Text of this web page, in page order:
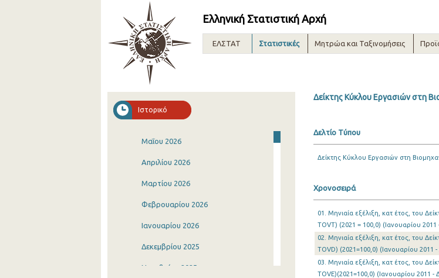
Ελληνική Στατιστική Αρχή
ΕΛΣΤΑΤ Στατιστικές Μητρώα και Ταξινομήσεις
Ιστορικό
Μαΐου 2026
Απριλίου 2026
Μαρτίου 2026
Φεβρουαρίου 2026
Ιανουαρίου 2026
Δεκεμβρίου 2025
Νοεμβρίου 2025
Δείκτης Κύκλου Εργασιών στη
Δελτίο Τύπου
Δείκτης Κύκλου Εργασιών στη
Χρονοσειρά
01. Μηνιαία εξέλιξη, κατ έτος, του
TOVT) (2021 = 100,0) (Ιανουαρίου 2011
02. Μηνιαία εξέλιξη, κατ έτος, του
TOVD) (2021=100,0) (Ιανουαρίου 2011
03. Μηνιαία εξέλιξη, κατ έτος, του
TOVE)(2021=100,0) (Ιανουαρίου 2011 -